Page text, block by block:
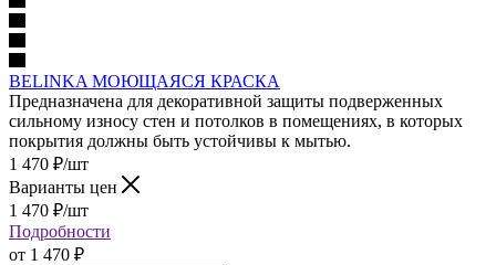
BELINKA МОЮЩАЯСЯ КРАСКА
Предназначена для декоративной защиты подверженных
сильному износу стен и потолков в помещениях, в которых
покрытия должны быть устойчивы к мытью.
1 470 ₽/шт
Варианты цен
1 470 ₽/шт
Подробности
от 1 470 ₽